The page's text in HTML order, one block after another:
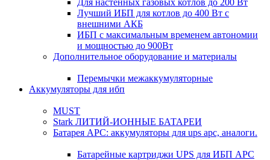
Для настенных газовых котлов до 200 Вт
Лучший ИБП для котлов до 400 Вт с
внешними АКБ
ИБП с максимальным временем автономии
и мощностью до 900Вт
Дополнительное оборудование и материалы
Перемычки межаккумуляторные
Аккумуляторы для ибп
MUST
Stark ЛИТИЙ-ИОННЫЕ БАТАРЕИ
Батарея APC: аккумуляторы для ups apc, аналоги.
Батарейные картриджи UPS для ИБП APC